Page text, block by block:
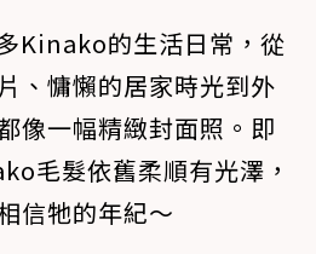
Kinako的生活日常，從
、慵懶的居家時光到外
像一幅精緻封面照。即
毛髮依舊柔順有光澤，
信牠的年紀～